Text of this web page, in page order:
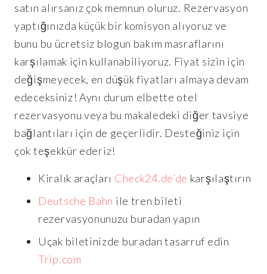
satın alırsanız çok memnun oluruz. Rezervasyon
yaptığınızda küçük bir komisyon alıyoruz ve
bunu bu ücretsiz blogun bakım masraflarını
karşılamak için kullanabiliyoruz. Fiyat sizin için
değişmeyecek, en düşük fiyatları almaya devam
edeceksiniz! Aynı durum elbette otel
rezervasyonu veya bu makaledeki diğer tavsiye
bağlantıları için de geçerlidir. Desteğiniz için
çok teşekkür ederiz!
Kiralık araçları Check24.de’de karşılaştırın
Deutsche Bahn ile tren bileti
rezervasyonunuzu buradan yapın
Uçak biletinizde buradan tasarruf edin
Trip.com